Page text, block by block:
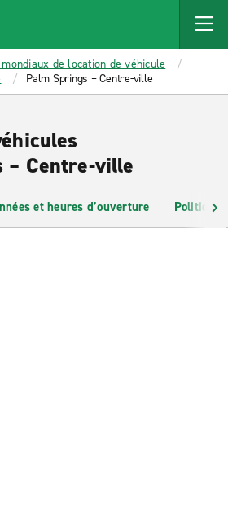
de location de véhicule
Palm Springs – Centre-ville
– Centre-ville
et heures d’ouverture Politiques